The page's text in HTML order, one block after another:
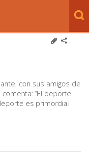
con sus amigos de
“El deporte
es primordial